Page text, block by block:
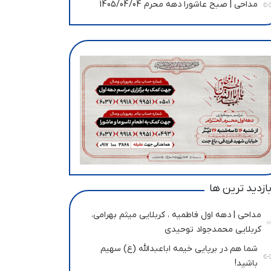
مداحی | صبح عاشورا دهه محرم 1405/04/04
ترین ها
مداحی | دهه اول فاطمیه ، کربلایی میثم بهرامی،
کربلایی محمدجواد توحیدی
شما هم در برپایی خیمه اباعبدالله (ع) سهیم
باشید!